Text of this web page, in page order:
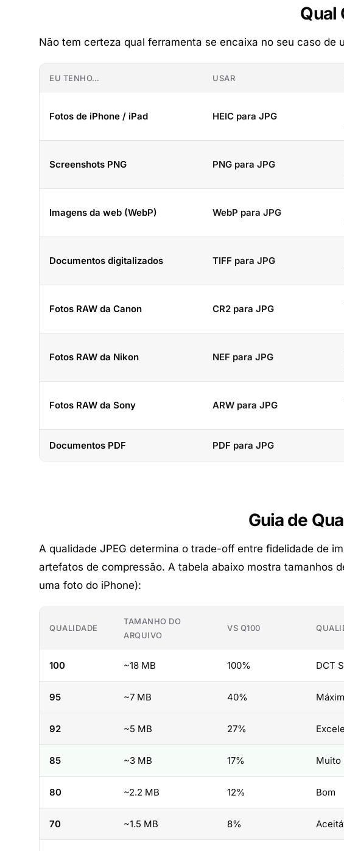
Qual
Não tem certeza qual ferramenta se encaixa no seu caso
EU TENHO… USAR
Fotos de iPhone / iPad HEIC para JPG
Screenshots PNG PNG para JPG
Imagens da web (WebP) WebP para JPG
Documentos digitalizados TIFF para JPG
Fotos RAW da Canon CR2 para JPG
Fotos RAW da Nikon NEF para JPG
Fotos RAW da Sony ARW para JPG
Documentos PDF PDF para JPG
Guia de
A qualidade JPEG determina o trade-off entre fidelidade de
artefatos de compressão. A tabela abaixo mostra tamanhos
uma foto do iPhone):
QUALIDADE
TAMANHO DO
ARQUIVO
VS Q100
100 ~18 MB 100% DCT
95 ~7 MB 40%
92 ~5 MB 27%
85 ~3 MB 17% Muito
80 ~2.2 MB 12% Bom
70 ~1.5 MB 8%